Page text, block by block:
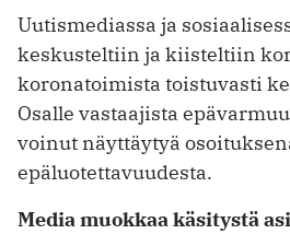
Uutismediassa ja
keskusteltiin ja kiisteltiin
koronatoimista toistuvasti
Osalle vastaajista
voinut näyttäytyä
epäluotettavuudesta.
Media muokkaa käsitystä